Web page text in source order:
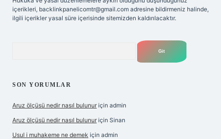
içerikleri, backlinkpanelicomtr@gmail.com adresine bildirmeniz halinde,
ilgili içerikler yasal süre içerisinde sitemizden kaldırılacaktır.
SON YORUMLAR
Aruz ölçüsü nedir nasıl bulunur için admin
Aruz ölçüsü nedir nasıl bulunur için Sinan
Usul i muhakeme ne demek için admin